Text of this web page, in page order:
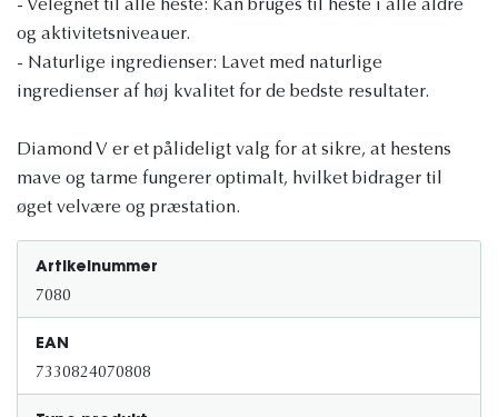
- Velegnet til alle heste: Kan bruges til heste i alle aldre
og aktivitetsniveauer.
- Naturlige ingredienser: Lavet med naturlige
ingredienser af høj kvalitet for de bedste resultater.
Diamond V er et pålideligt valg for at sikre, at hestens
mave og tarme fungerer optimalt, hvilket bidrager til
øget velvære og præstation.
Artikelnummer
7080
EAN
7330824070808